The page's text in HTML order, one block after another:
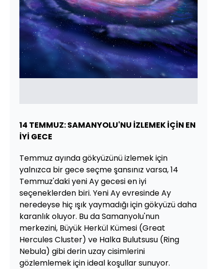
14 TEMMUZ: SAMANYOLU'NU İZLEMEK İÇİN EN
İYİ GECE
Temmuz ayında gökyüzünü izlemek için
yalnızca bir gece seçme şansınız varsa, 14
Temmuz'daki yeni Ay gecesi en iyi
seçeneklerden biri. Yeni Ay evresinde Ay
neredeyse hiç ışık yaymadığı için gökyüzü daha
karanlık oluyor. Bu da Samanyolu'nun
merkezini, Büyük Herkül Kümesi (Great
Hercules Cluster) ve Halka Bulutsusu (Ring
Nebula) gibi derin uzay cisimlerini
gözlemlemek için ideal koşullar sunuyor.